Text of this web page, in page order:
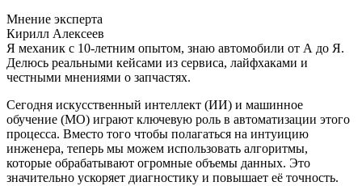
Мнение эксперта
Кирилл Алексеев
Я механик с 10-летним опытом, знаю автомобили от А до Я.
Делюсь реальными кейсами из сервиса, лайфхаками и
честными мнениями о запчастях.
Сегодня искусственный интеллект (ИИ) и машинное
обучение (МО) играют ключевую роль в автоматизации этого
процесса. Вместо того чтобы полагаться на интуицию
инженера, теперь мы можем использовать алгоритмы,
которые обрабатывают огромные объемы данных. Это
значительно ускоряет диагностику и повышает её точность.